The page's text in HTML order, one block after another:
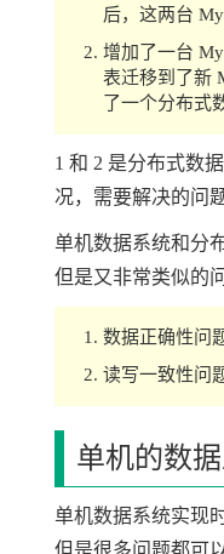
后，这两台
增加了一台
表迁移到了新
了一个分布式
1 和 2 是分布式数
况，需要解决的问
单机数据系统和分
但是又非常类似的
数据正确性问
读写一致性问
单机的数
单机数据系统实现
但是很多问题都可